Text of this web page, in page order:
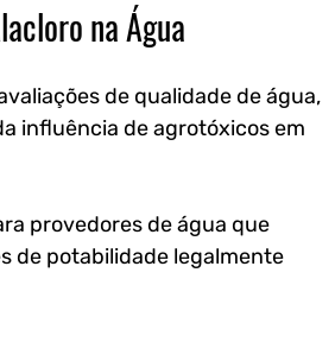
na Água
de qualidade de água,
influência de agrotóxicos em
provedores de água que
de potabilidade legalmente